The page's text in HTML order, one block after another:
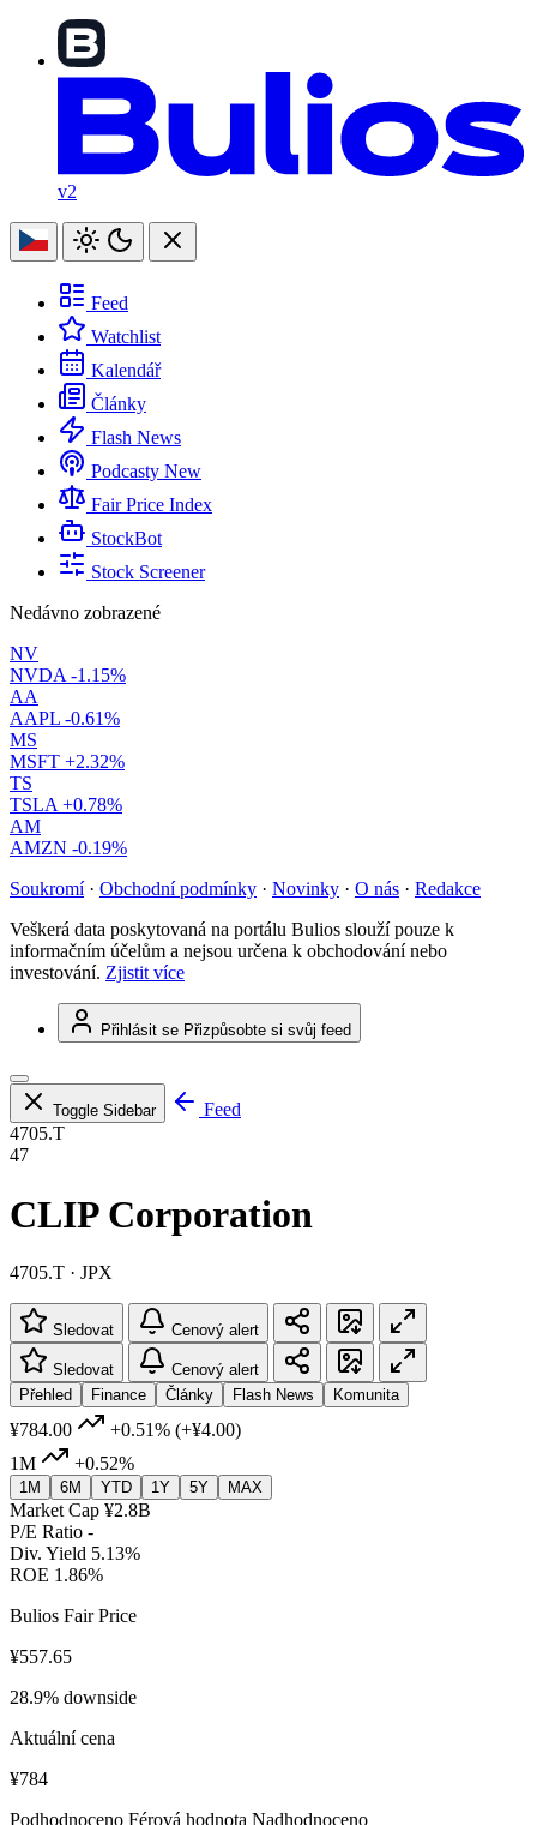
v2
Feed
Watchlist
Kalendář
Články
Flash News
Podcasty New
Fair Price Index
StockBot
Stock Screener
Nedávno zobrazené
NV
NVDA -1.15%
AA
AAPL -0.61%
MS
MSFT +2.32%
TS
TSLA +0.78%
AM
AMZN -0.19%
Soukromí · Obchodní podmínky · Novinky · O nás · Redakce
Veškerá data poskytovaná na portálu Bulios slouží pouze k
informačním účelům a nejsou určena k obchodování nebo
investování. Zjistit více
Přihlásit se Přizpůsobte si svůj feed
Toggle Sidebar
Feed
4705.T
47
CLIP Corporation
4705.T · JPX
Sledovat Cenový alert
Sledovat
Cenový alert
Přehled
Finance Články Flash News Komunita
¥784.00 +0.51% (+¥4.00)
1M
+0.52%
1M 6M YTD 1Y 5Y MAX
Market Cap ¥2.8B
P/E Ratio -
Div. Yield 5.13%
ROE 1.86%
Bulios Fair Price
¥557.65
28.9% downside
Aktuální cena
¥784
Podhodnoceno Férová hodnota Nadhodnoceno